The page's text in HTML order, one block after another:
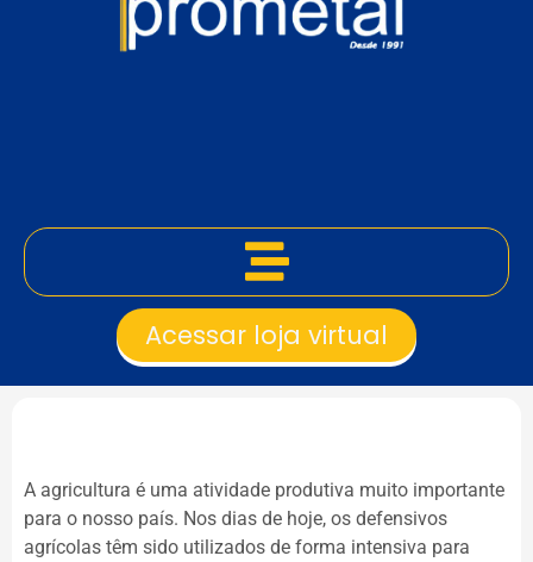
Acessar loja virtual
A agricultura é uma atividade produtiva muito importante
para o nosso país. Nos dias de hoje, os defensivos
agrícolas têm sido utilizados de forma intensiva para